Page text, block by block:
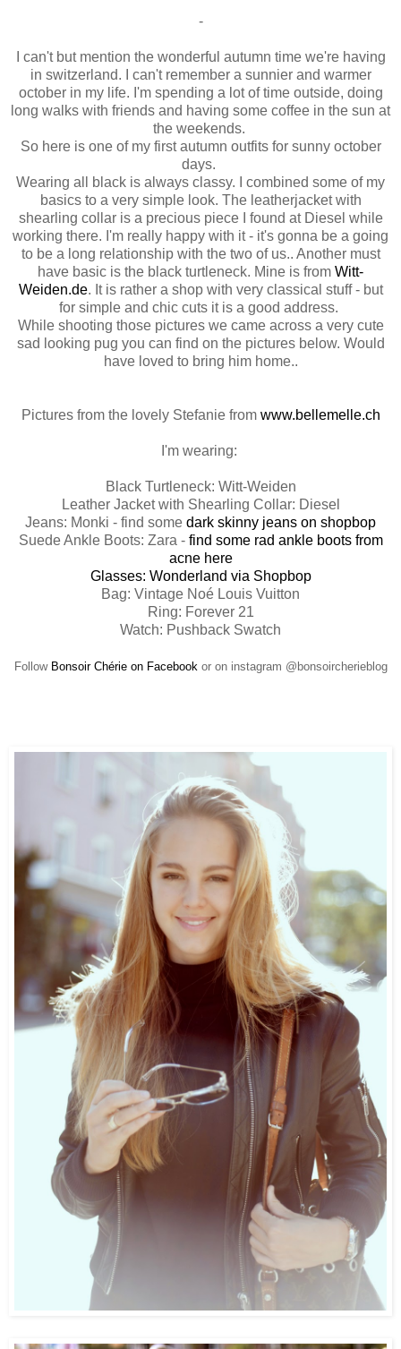
-
I can't but mention the wonderful autumn time we're having
in switzerland. I can't remember a sunnier and warmer
october in my life. I'm spending a lot of time outside, doing
long walks with friends and having some coffee in the sun at
the weekends.
So here is one of my first autumn outfits for sunny october
days.
Wearing all black is always classy. I combined some of my
basics to a very simple look. The leatherjacket with
shearling collar is a precious piece I found at Diesel while
working there. I'm really happy with it - it's gonna be a going
to be a long relationship with the two of us.. Another must
have basic is the black turtleneck. Mine is from Witt-
Weiden.de. It is rather a shop with very classical stuff - but
for simple and chic cuts it is a good address.
While shooting those pictures we came across a very cute
sad looking pug you can find on the pictures below. Would
have loved to bring him home..
Pictures from the lovely Stefanie from www.bellemelle.ch
I'm wearing:
Black Turtleneck: Witt-Weiden
Leather Jacket with Shearling Collar: Diesel
Jeans: Monki - find some dark skinny jeans on shopbop
Suede Ankle Boots: Zara - find some rad ankle boots from
acne here
Glasses: Wonderland via Shopbop
Bag: Vintage Noé Louis Vuitton
Ring: Forever 21
Watch: Pushback Swatch
Follow Bonsoir Chérie on Facebook or on instagram @bonsoircherieblog